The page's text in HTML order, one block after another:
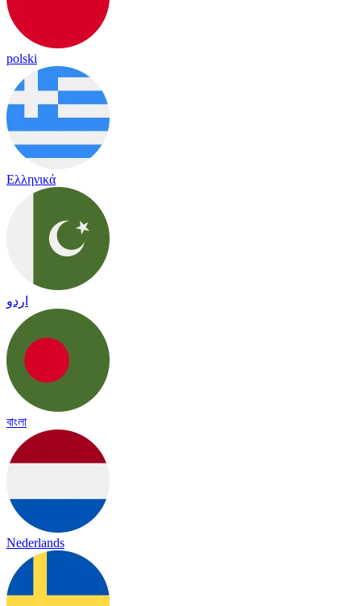
polski
Ελληνικά
اردو
বাংলা
Nederlands